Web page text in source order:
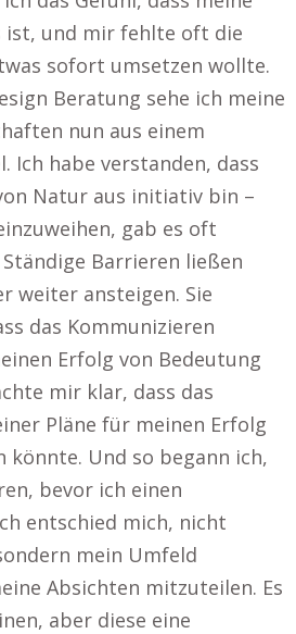
ist, und mir fehlte oft die
sofort umsetzen wollte.
Beratung sehe ich meine
nun aus einem
Ich habe verstanden, dass
Natur aus initiativ bin –
gab es oft
Barrieren ließen
weiter ansteigen. Sie
das Kommunizieren
Erfolg von Bedeutung
mir klar, dass das
Pläne für meinen Erfolg
könnte. Und so begann ich,
bevor ich einen
entschied mich, nicht
mein Umfeld
Absichten mitzuteilen. Es
aber diese eine